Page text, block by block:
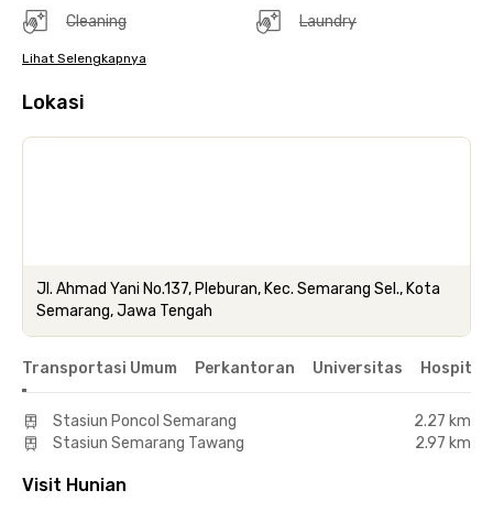
Cleaning Laundry
Lihat Selengkapnya
Lokasi
Jl. Ahmad Yani No.137, Pleburan, Kec. Semarang Sel., Kota
Semarang, Jawa Tengah
Transportasi Umum Perkantoran Universitas Hospital
Stasiun Poncol Semarang
2.27 km
Stasiun Semarang Tawang
2.97 km
Visit Hunian